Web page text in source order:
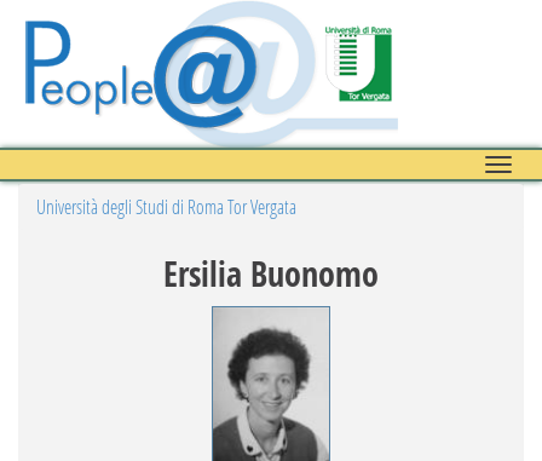
Toggle
Università degli Studi di Roma Tor Vergata
Ersilia Buonomo